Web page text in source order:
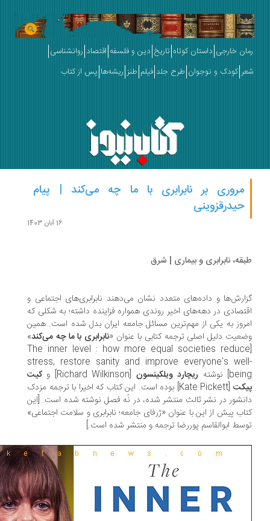
خارجی داستان کوتاه تاریخ دین و فلسفه اقتصاد روانشناسی
کودک و نوجوان طرح جلد فیلم طنز ریشه‌ها پس از کتاب
مروری بر نابرابری با ما چه می‌کند | پیام
حیدرقزوینی
نابرابری و بیماری | شرق
و داده‌های متعدد نشان می‌دهند‌ نابرابری‌های اجتماعی و
در ‌دهه‌های اخیر روندی همواره فزاینده داشته؛ به شکلی که
به یکی از مهم‌ترین مسائل جامعه ایران بدل شده است. همین
دلیل اصلی ترجمه کتابی با عنوان «نابرابری با ما چه می‌کند »
[The inner level : how more equal societies
stress, restore sanity and improve everyone's
ریچارد ویلکینسون[Richard Wilkinson] و
کیت
[Kate Pickett] بوده است. این کتاب‌ که اخیرا با ترجمه مزدک
در نشر ثالث منتشر شده‌، در نُه فصل نوشته شده است. [این
پیش از این با عنوان «ژرفای جامعه؛ نابرابری و سلامت اجتماعی»
ابوالقاسم پوررضا ترجمه و منتشر شده است.]